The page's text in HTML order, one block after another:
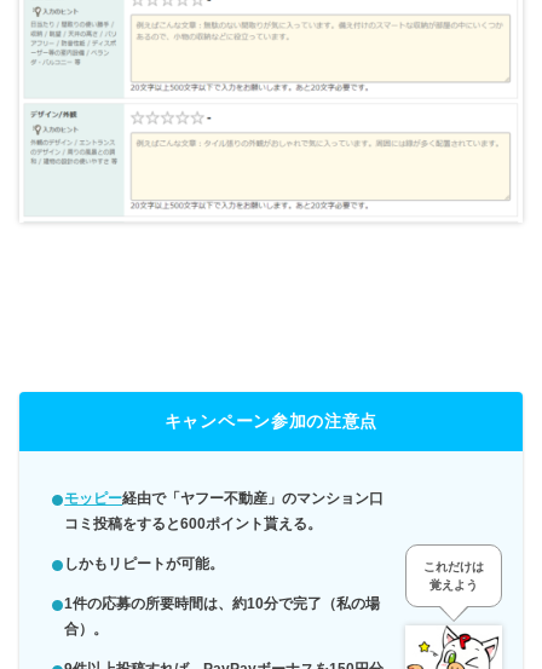
キャンペーン参加の注意点
モッピー経由で「ヤフー不動産」のマンション口
コミ投稿をすると600ポイント貰える。
しかもリピートが可能。
1件の応募の所要時間は、約10分で完了（私の場
合）。
これだけは
覚えよう